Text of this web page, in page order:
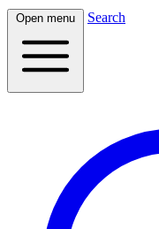
Open menu Search